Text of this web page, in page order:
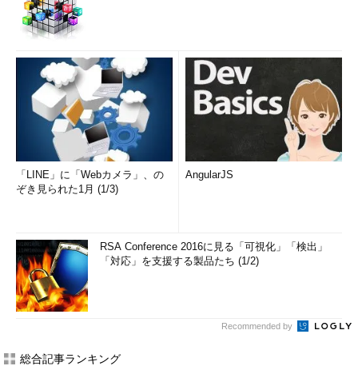
「LINE」に「Webカメラ」、の
ぞき見られた1月 (1/3)
AngularJS
RSA Conference 2016に見る「可視化」「検出」
「対応」を支援する製品たち (1/2)
Recommended by
総合記事ランキング